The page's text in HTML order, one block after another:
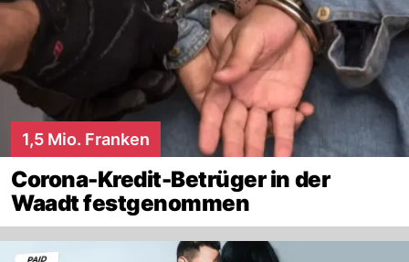
1,5 Mio. Franken
Corona-Kredit-Betrüger in der
Waadt festgenommen